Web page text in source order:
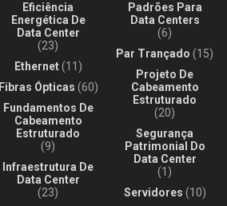
Eficiência
Energética De
Data Center
(23)
Ethernet(11)
Fibras Ópticas (60)
Fundamentos De
Cabeamento
Estruturado
(9)
Infraestrutura De
Data Center
(23)
Padrões Para
Data Centers
(6)
Par Trançado (15)
Projeto De
Cabeamento
Estruturado
(20)
Segurança
Patrimonial Do
Data Center
(1)
Servidores (10)